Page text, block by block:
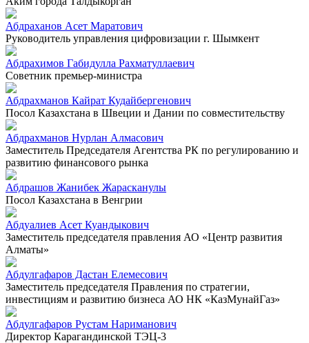
Абдраханов Асет Маратович
Руководитель управления цифровизации г. Шымкент
Абдрахимов Габидулла Рахматуллаевич
Советник премьер-министра
Абдрахманов Кайрат Кудайбергенович
Посол Казахстана в Швеции и Дании по совместительству
Абдрахманов Нурлан Алмасович
Заместитель Председателя Агентства РК по регулированию и
развитию финансового рынка
Абдрашов Жанибек Жарасканулы
Посол Казахстана в Венгрии
Абдуалиев Асет Куандыкович
Заместитель председателя правления АО «Центр развития
Алматы»
Абдулгафаров Дастан Елемесович
Заместитель председателя Правления по стратегии,
инвестициям и развитию бизнеса АО НК «КазМунайГаз»
Абдулгафаров Рустам Нариманович
Директор Карагандинской ТЭЦ-3